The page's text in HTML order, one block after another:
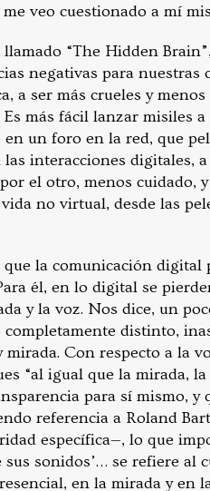
veo cuestionado a mí
“The Hidden Brain
negativas para nuestras
a ser más crueles y
más fácil lanzar misiles
un foro en la red, que
interacciones digitales,
el otro, menos cuidado,
no virtual, desde las
la comunicación digital
él, en lo digital se
y la voz. Nos dice, un
distinto,
Con respecto a la
“al igual que la mirada,
para sí mismo,
referencia a Roland
específica—, lo que
sus sonidos’… se refiere al
en la mirada y en